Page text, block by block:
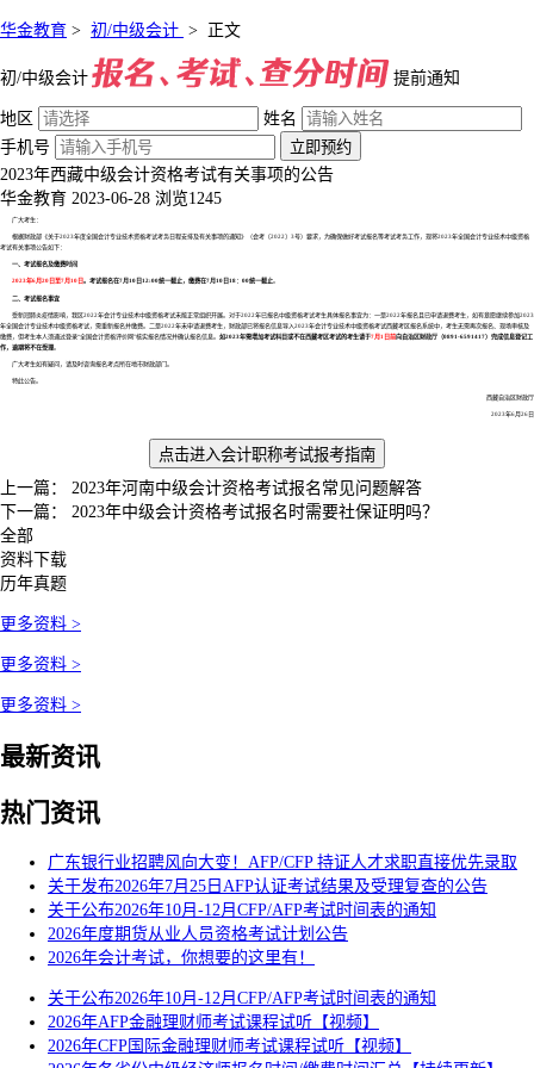
华金教育 > 初/中级会计 > 正文
初/中级会计 提前通知
地区
姓名
手机号
立即预约
2023年西藏中级会计资格考试有关事项的公告
华金教育 2023-06-28 浏览1245
广大考生：
根据财政部《关于2023年度全国会计专业技术资格考试考务日程安排及有关事项的通知》（会考〔2022〕3号）要求，为确保做好考试报名等考试考务工作，现将2023年全国会计专业技术中级资格
考试有关事项公告如下：
一、考试报名及缴费时间
2023年6月20日至7月10日。考试报名在7月10日12:00统一截止，缴费在7月10日18：00统一截止。
二、考试报名事宜
受新冠肺炎疫情影响，我区2022年会计专业技术中级资格考试未能正常组织开展。对于2022年已报名中级资格考试考生具体报名事宜为：一是2022年报名且已申请退费考生，如有意愿继续参加2023
年全国会计专业技术中级资格考试，需重新报名并缴费。二是2022年未申请退费考生，财政部已将报名信息导入2023年会计专业技术中级资格考试西藏考区报名系统中，考生无需再次报名、现场审核及
缴费，但考生本人须通过登录“全国会计资格评价网”核实报名情况并确认报名信息。 如2023年需增加考试科目或不在西藏考区考试的考生请于7月1日前向自治区财政厅（0891-6591417）完成信息登记工
作，逾期将不在受理
广大考生如有疑问，请及时咨询报名考点所在地市财政部门。
特此公告。
西藏自治区财政厅
2023年6月26日
点击进入会计职称考试报考指南
上一篇： 2023年河南中级会计资格考试报名常见问题解答
下一篇： 2023年中级会计资格考试报名时需要社保证明吗？
全部
资料下载
历年真题
更多资料 >
更多资料 >
更多资料 >
最新资讯
热门资讯
广东银行业招聘风向大变！AFP/CFP 持证人才求职直接优先录取
关于发布2026年7月25日AFP认证考试结果及受理复查的公告
关于公布2026年10月-12月CFP/AFP考试时间表的通知
2026年度期货从业人员资格考试计划公告
2026年会计考试，你想要的这里有！
关于公布2026年10月-12月CFP/AFP考试时间表的通知
2026年AFP金融理财师考试课程试听【视频】
2026年CFP国际金融理财师考试课程试听【视频】